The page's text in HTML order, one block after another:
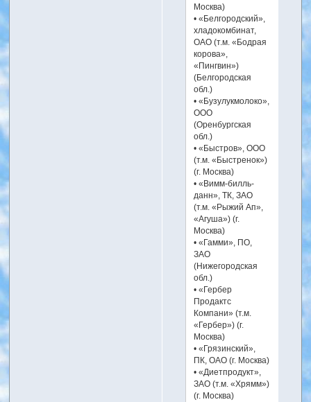
Москва)
• «Белгородский»,
хладокомбинат,
ОАО (т.м. «Бодрая
корова»,
«Пингвин»)
(Белгородская
обл.)
• «Бузулукмолоко»,
ООО
(Оренбургская
обл.)
• «Быстров», ООО
(т.м. «Быстренок»)
(г. Москва)
• «Вимм-билль-
данн», ТК, ЗАО
(т.м. «Рыжий Ап»,
«Агуша») (г.
Москва)
• «Гамми», ПО,
ЗАО
(Нижегородская
обл.)
• «Гербер
Продактс
Компани» (т.м.
«Гербер») (г.
Москва)
• «Грязинский»,
ПК, ОАО (г. Москва)
• «Диетпродукт»,
ЗАО (т.м. «Хрямм»)
(г. Москва)